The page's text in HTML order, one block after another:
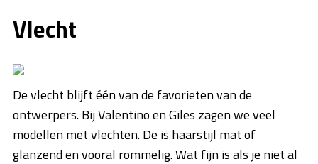
Vlecht
De vlecht blijft één van de favorieten van de
ontwerpers. Bij Valentino en Giles zagen we veel
modellen met vlechten. De is haarstijl mat of
glanzend en vooral rommelig. Wat fijn is als je niet al